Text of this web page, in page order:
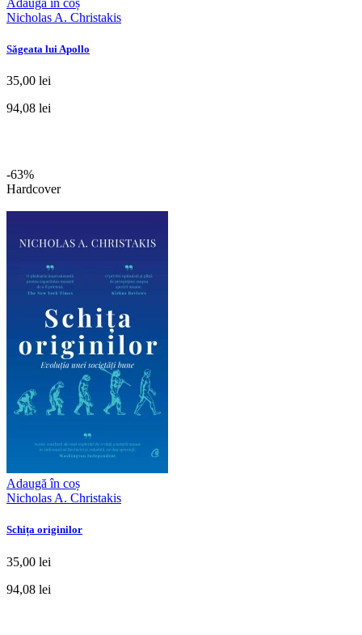
Adaugă în coș
Nicholas A. Christakis
Săgeata lui Apollo
35,00 lei
94,08 lei
-63%
Hardcover
Adaugă în coș
Nicholas A. Christakis
Schița originilor
35,00 lei
94,08 lei